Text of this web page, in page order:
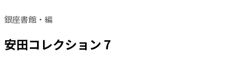
銀座書館・編
安田コレクション 7